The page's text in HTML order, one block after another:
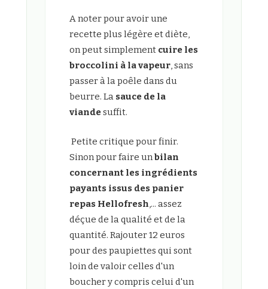
A noter pour avoir une
recette plus légère et diète,
on peut simplement cuire les
broccolini à la vapeur, sans
passer à la poêle dans du
beurre. La sauce de la
viandesuffit.
Petite critique pour finir.
Sinon pour faire unbilan
concernant les ingrédients
payants issus des panier
repas Hellofresh,... assez
déçue de la qualité et de la
quantité. Rajouter 12 euros
pour des paupiettes qui sont
loin de valoir celles d'un
boucher y compris celui d'un